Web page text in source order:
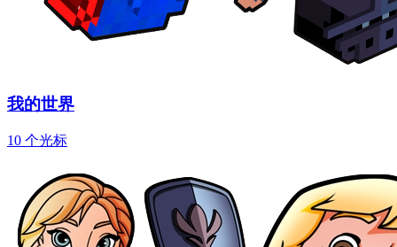
我的世界
10 个光标